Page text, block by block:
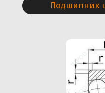
Подшипник